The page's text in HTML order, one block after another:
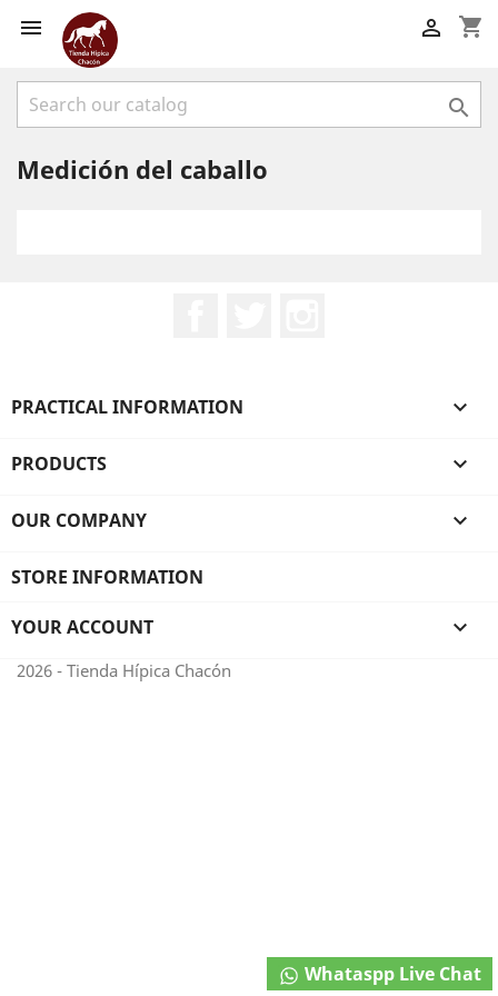
 shopping_cart


Medición del caballo
PRACTICAL INFORMATION 
PRODUCTS 
OUR COMPANY 
STORE INFORMATION
Whataspp Live Chat
YOUR ACCOUNT 
2026 - Tienda Hípica Chacón